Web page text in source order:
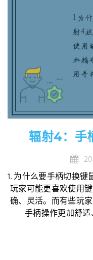
辐射4：手
1. 为什么要手柄切换
玩家可能更喜欢使用
确、灵活。而有些玩
手柄操作更加舒